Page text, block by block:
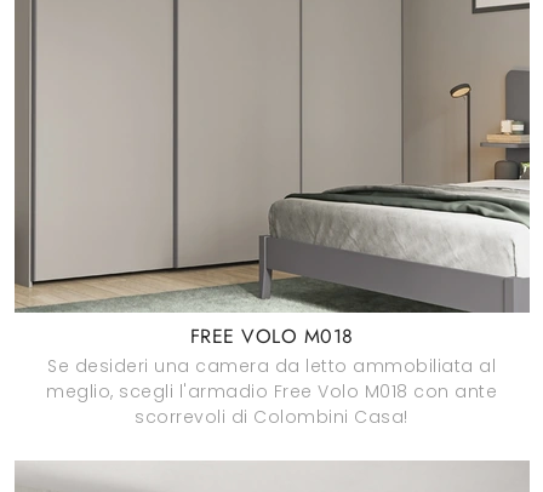
FREE VOLO M018
Se desideri una camera da letto ammobiliata al
meglio, scegli l'armadio Free Volo M018 con ante
scorrevoli di Colombini Casa!